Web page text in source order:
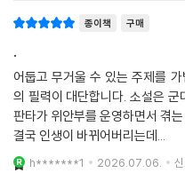
자, 페루 군부의 고위층은 자구책
특별봉사대(줄여서 수국초특)’라
병사들의 성욕을 달래는 묘안을
하 대위에게 부여된 임무의 정체
철저한 보안이 요구되는 임무이
하며 다른 군인들과 만남이 금지
게도 비밀 임무의 성격을 밝혀서
을 지키며 고지식하게 살아온 ‘바
종이책 구매
.
어둡고 무거울 수 있는 주제를
의 필력이 대단합니다. 소설은
판타가 위안부를 운영하면서 겪
결국 인생이 바뀌어버리는데...
h*******1 2026.07.06.